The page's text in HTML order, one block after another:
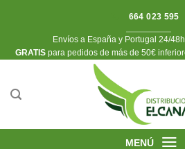
664 023 595
Envíos a España y Portugal 24/48h
​GRATIS para pedidos de más de 50€
MENÚ